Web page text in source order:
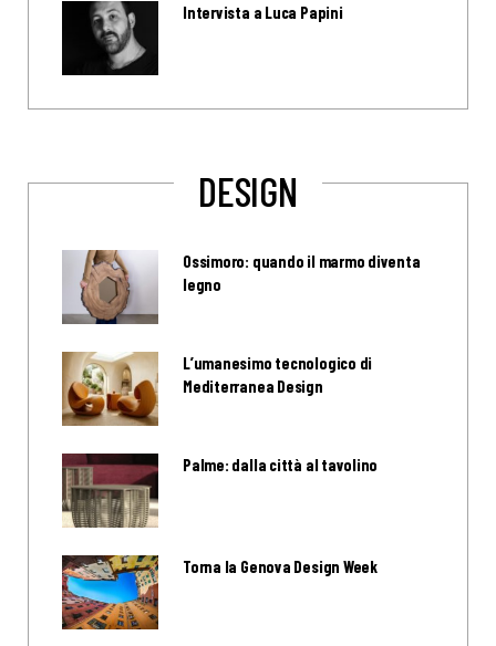
Intervista a Luca Papini
DESIGN
Ossimoro: quando il marmo diventa
legno
L’umanesimo tecnologico di
Mediterranea Design
Palme: dalla città al tavolino
Torna la Genova Design Week